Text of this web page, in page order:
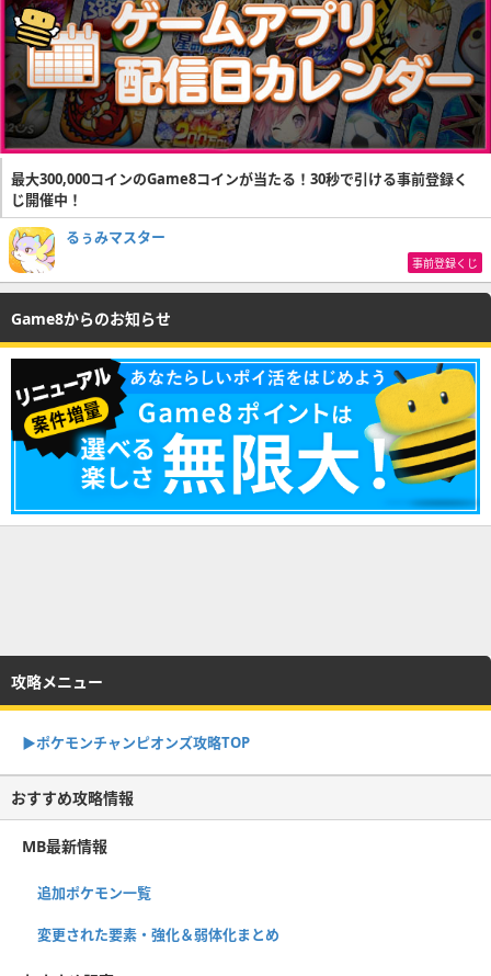
最大300,000コインのGame8コインが当たる！30秒で引ける事前登録く
じ開催中！
るぅみマスター
事前登録くじ
Game8からのお知らせ
攻略メニュー
▶︎ポケモンチャンピオンズ攻略TOP
おすすめ攻略情報
MB最新情報
追加ポケモン一覧
変更された要素・強化＆弱体化まとめ